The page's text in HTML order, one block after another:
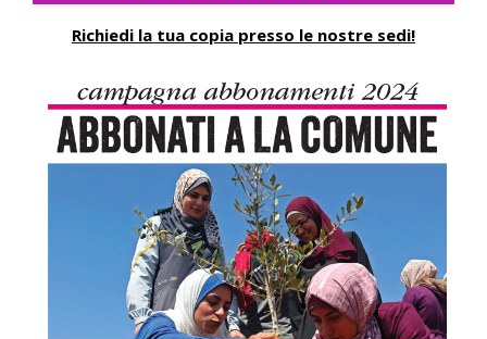
Richiedi la tua copia presso le nostre sedi!